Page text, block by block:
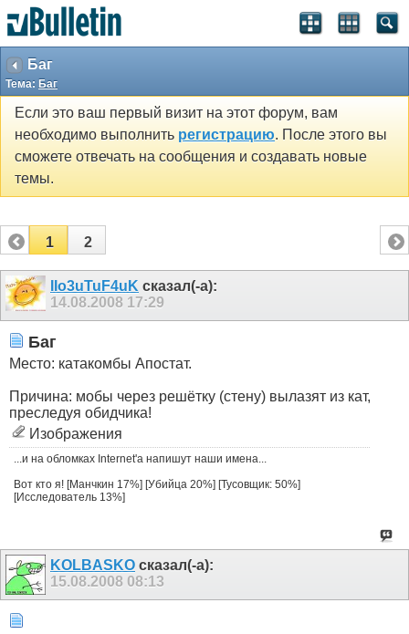
Баг
Тема: Баг
Если это ваш первый визит на этот форум, вам
необходимо выполнить регистрацию. После этого вы
сможете отвечать на сообщения и создавать новые
темы.
1 2
IIo3uTuF4uK сказал(-а):
14.08.2008 17:29
Баг
Место: катакомбы Апостат.
Причина: мобы через решётку (стену) вылазят из кат,
преследуя обидчика!
Изображения
...и на обломках Internet'a напишут наши имена...
Вот кто я! [Манчкин 17%] [Убийца 20%] [Тусовщик: 50%]
[Исследователь 13%]
KOLBASKO сказал(-а):
15.08.2008 08:13